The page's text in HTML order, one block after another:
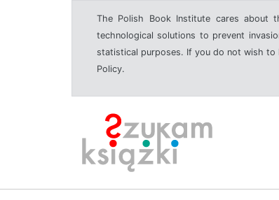
The Polish Book Institute cares
technological solutions to prevent
statistical purposes. If you do not wish to
Policy.